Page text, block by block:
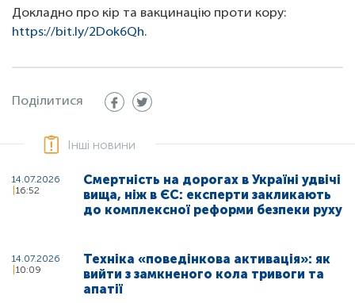
Докладно про кір та вакцинацію проти кору:
https://bit.ly/2Dok6Qh.
Поділитися
Інші новини
14.07.2026
16:52
Смертність на дорогах в Україні удвічі
вища, ніж в ЄС: експерти закликають
до комплексної реформи безпеки руху
14.07.2026
10:09
Техніка «поведінкова активація»: як
вийти з замкненого кола тривоги та
апатії